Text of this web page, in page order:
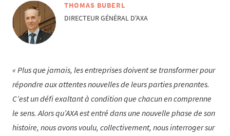
THOMAS BUBERL
DIRECTEUR GÉNÉRAL D'AXA
Plus que jamais, les entreprises doivent se transformer pour
répondre aux attentes nouvelles de leurs parties prenantes.
C’est un défi exaltant à condition que chacun en comprenne
le sens. Alors qu’AXA est entré dans une nouvelle phase de son
histoire, nous avons voulu, collectivement, nous interroger sur